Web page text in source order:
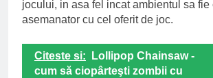
jocului, in asa fel incat ambientul sa fie
asemanator cu cel oferit de joc.
Citeste si:
Lollipop Chainsaw -
cum să ciopârteşti zombii cu